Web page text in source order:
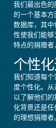
我们最出色
的一个基本
数据库，其
性使我们能
特点的捐赠者
个性
我们知道每
度个性化。从
以了解他们
化背景还是
的理想捐赠者。